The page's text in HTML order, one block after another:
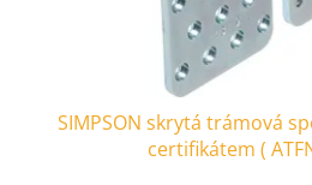
SIMPSON skrytá trámová
certifikátem (